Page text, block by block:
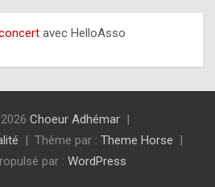
avec HelloAsso
Choeur Adhémar
Thème par : Theme Horse
par : WordPress